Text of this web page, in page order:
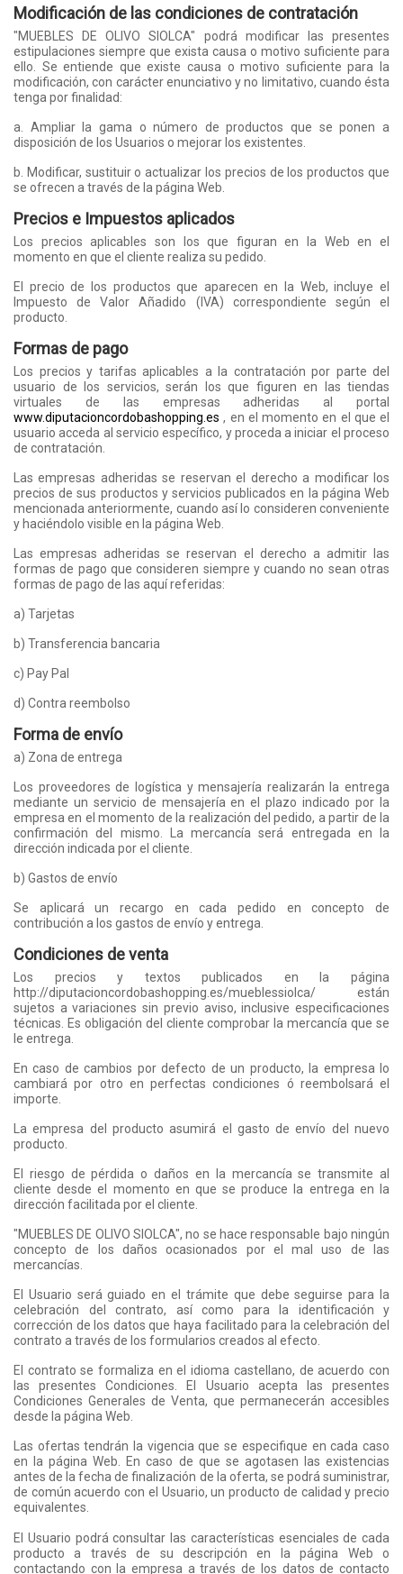
Modificación de las condiciones de contratación
"MUEBLES DE OLIVO SIOLCA" podrá modificar las presentes
estipulaciones siempre que exista causa o motivo suficiente para
ello. Se entiende que existe causa o motivo suficiente para la
modificación, con carácter enunciativo y no limitativo, cuando ésta
tenga por finalidad:
a. Ampliar la gama o número de productos que se ponen a
disposición de los Usuarios o mejorar los existentes.
b. Modificar, sustituir o actualizar los precios de los productos que
se ofrecen a través de la página Web.
Precios e Impuestos aplicados
Los precios aplicables son los que figuran en la Web en el
momento en que el cliente realiza su pedido.
El precio de los productos que aparecen en la Web, incluye el
Impuesto de Valor Añadido (IVA) correspondiente según el
producto.
Formas de pago
Los precios y tarifas aplicables a la contratación por parte del
usuario de los servicios, serán los que figuren en las tiendas
virtuales de las empresas adheridas al portal
www.diputacioncordobashopping.es , en el momento en el que el
usuario acceda al servicio específico, y proceda a iniciar el proceso
de contratación.
Las empresas adheridas se reservan el derecho a modificar los
precios de sus productos y servicios publicados en la página Web
mencionada anteriormente, cuando así lo consideren conveniente
y haciéndolo visible en la página Web.
Las empresas adheridas se reservan el derecho a admitir las
formas de pago que consideren siempre y cuando no sean otras
formas de pago de las aquí referidas:
a) Tarjetas
b) Transferencia bancaria
c) Pay Pal
d) Contra reembolso
Forma de envío
a) Zona de entrega
Los proveedores de logística y mensajería realizarán la entrega
mediante un servicio de mensajería en el plazo indicado por la
empresa en el momento de la realización del pedido, a partir de la
confirmación del mismo. La mercancía será entregada en la
dirección indicada por el cliente.
b) Gastos de envío
Se aplicará un recargo en cada pedido en concepto de
contribución a los gastos de envío y entrega.
Condiciones de venta
Los precios y textos publicados en la página
http://diputacioncordobashopping.es/mueblessiolca/ están
sujetos a variaciones sin previo aviso, inclusive especificaciones
técnicas. Es obligación del cliente comprobar la mercancía que se
le entrega.
En caso de cambios por defecto de un producto, la empresa lo
cambiará por otro en perfectas condiciones ó reembolsará el
importe.
La empresa del producto asumirá el gasto de envío del nuevo
producto.
El riesgo de pérdida o daños en la mercancía se transmite al
cliente desde el momento en que se produce la entrega en la
dirección facilitada por el cliente.
"MUEBLES DE OLIVO SIOLCA", no se hace responsable bajo ningún
concepto de los daños ocasionados por el mal uso de las
mercancías.
El Usuario será guiado en el trámite que debe seguirse para la
celebración del contrato, así como para la identificación y
corrección de los datos que haya facilitado para la celebración del
contrato a través de los formularios creados al efecto.
El contrato se formaliza en el idioma castellano, de acuerdo con
las presentes Condiciones. El Usuario acepta las presentes
Condiciones Generales de Venta, que permanecerán accesibles
desde la página Web.
Las ofertas tendrán la vigencia que se especifique en cada caso
en la página Web. En caso de que se agotasen las existencias
antes de la fecha de finalización de la oferta, se podrá suministrar,
de común acuerdo con el Usuario, un producto de calidad y precio
equivalentes.
El Usuario podrá consultar las características esenciales de cada
producto a través de su descripción en la página Web o
contactando con la empresa a través de los datos de contacto